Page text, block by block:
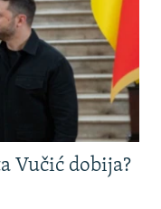
Vučić dobija?